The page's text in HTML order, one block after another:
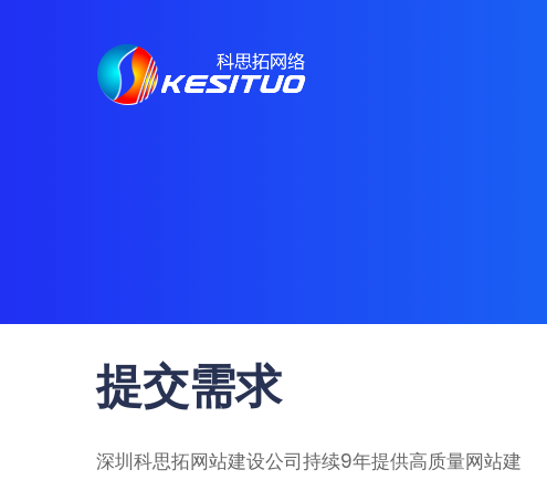
提交需求
深圳科思拓网站建设公司持续9年提供高质量网站建